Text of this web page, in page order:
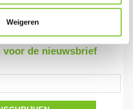
Weigeren
voor de nieuwsbrief